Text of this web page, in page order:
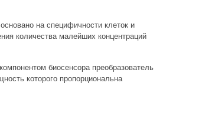
на специфичности клеток и
количества малейших концентраций
биосенсора преобразователь
которого пропорциональна